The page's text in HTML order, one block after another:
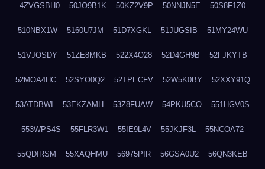
4ZVGSBH0 50JO9B1K 50KZ2V9P 50NNJN5E 50S8F1Z0
510NBX1W 5160U7JM 51D7XGKL 51JUGSIB 51MY24WU
51VJOSDY 51ZE8MKB 522X4O28 52D4GH9B 52FJKYTB
52MOA4HC 52SYO0Q2 52TPECFV 52W5K0BY 52XXY91Q
53ATDBWI 53EKZAMH 53Z8FUAW 54PKU5CO 551HGV0S
553WPS4S 55FLR3W1 55IE9L4V 55JKJF3L 55NCOA72
55QDIRSM 55XAQHMU 56975PIR 56GSA0U2 56QN3KEB